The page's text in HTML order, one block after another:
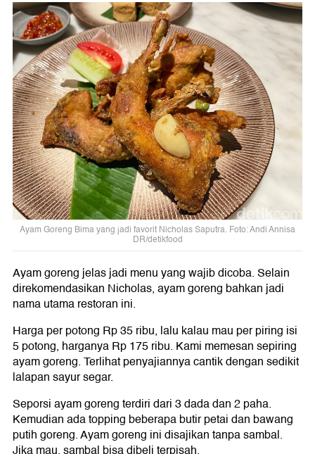
Ayam Goreng Bima yang jadi favorit Nicholas Saputra. Foto: Andi Annisa
DR/detikfood
Ayam goreng jelas jadi menu yang wajib dicoba. Selain
direkomendasikan Nicholas, ayam goreng bahkan jadi
nama utama restoran ini.
Harga per potong Rp 35 ribu, lalu kalau mau per piring isi
5 potong, harganya Rp 175 ribu. Kami memesan sepiring
ayam goreng. Terlihat penyajiannya cantik dengan sedikit
lalapan sayur segar.
Seporsi ayam goreng terdiri dari 3 dada dan 2 paha.
Kemudian ada topping beberapa butir petai dan bawang
putih goreng. Ayam goreng ini disajikan tanpa sambal.